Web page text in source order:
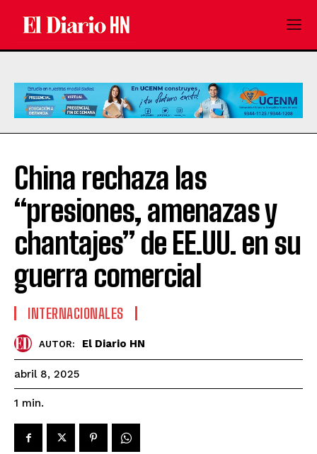
China rechaza las
“presiones, amenazas y
chantajes” de EE.UU. en su
guerra comercial
INTERNACIONALES
AUTOR: El Diario HN
abril 8, 2025
1 min.